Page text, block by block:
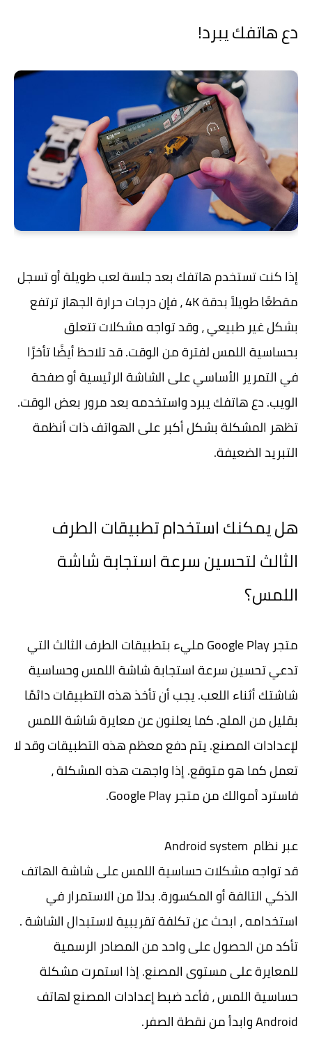
دع هاتفك يبرد!
إذا كنت تستخدم هاتفك بعد جلسة لعب طويلة أو تسجل
مقطعًا طويلاً بدقة 4K ، فإن درجات حرارة الجهاز ترتفع
بشكل غير طبيعي ، وقد تواجه مشكلات تتعلق
بحساسية اللمس لفترة من الوقت. قد تلاحظ أيضًا تأخرًا
في التمرير الأساسي على الشاشة الرئيسية أو صفحة
الويب. دع هاتفك يبرد واستخدمه بعد مرور بعض الوقت.
تظهر المشكلة بشكل أكبر على الهواتف ذات أنظمة
التبريد الضعيفة.
هل يمكنك استخدام تطبيقات الطرف
الثالث لتحسين سرعة استجابة شاشة
اللمس؟
متجر Google Play مليء بتطبيقات الطرف الثالث التي
تدعي تحسين سرعة استجابة شاشة اللمس وحساسية
شاشتك أثناء اللعب. يجب أن تأخذ هذه التطبيقات دائمًا
بقليل من الملح. كما يعلنون عن معايرة شاشة اللمس
لإعدادات المصنع. يتم دفع معظم هذه التطبيقات وقد لا
تعمل كما هو متوقع. إذا واجهت هذه المشكلة ،
فاسترد أموالك من متجر Google Play.
عبر نظام Android system
قد تواجه مشكلات حساسية اللمس على شاشة الهاتف
الذكي التالفة أو المكسورة. بدلاً من الاستمرار في
استخدامه ، ابحث عن تكلفة تقريبية لاستبدال الشاشة .
تأكد من الحصول على واحد من المصادر الرسمية
للمعايرة على مستوى المصنع. إذا استمرت مشكلة
حساسية اللمس ، فأعد ضبط إعدادات المصنع لهاتف
Android وابدأ من نقطة الصفر.